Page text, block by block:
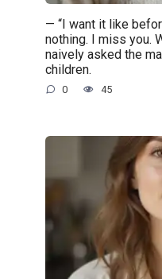
— “I want it like
nothing. I miss you.
naively asked the
children.
0 45